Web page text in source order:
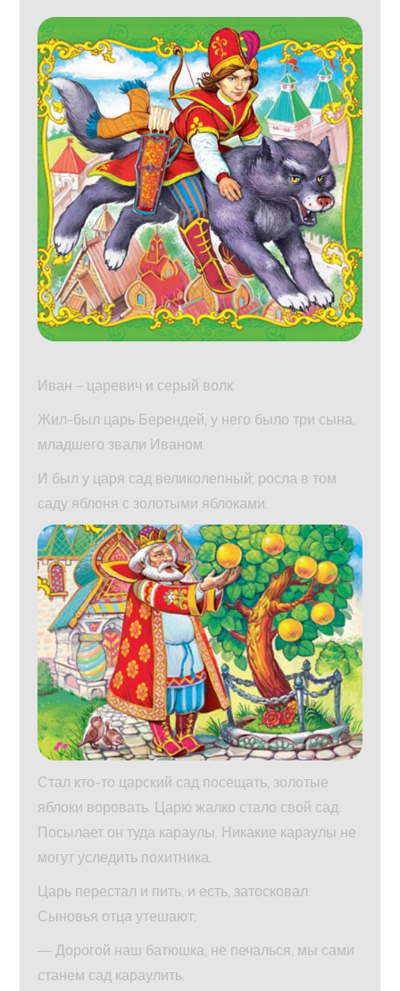
Иван – царевич и серый волк
Жил-был царь Берендей, у него было три сына,
младшего звали Иваном.
И был у царя сад великолепный; росла в том
саду яблоня с золотыми яблоками.
Стал кто-то царский сад посещать, золотые
яблоки воровать. Царю жалко стало свой сад.
Посылает он туда караулы. Никакие караулы не
могут уследить похитника.
Царь перестал и пить, и есть, затосковал.
Сыновья отца утешают:
— Дорогой наш батюшка, не печалься, мы сами
станем сад караулить.